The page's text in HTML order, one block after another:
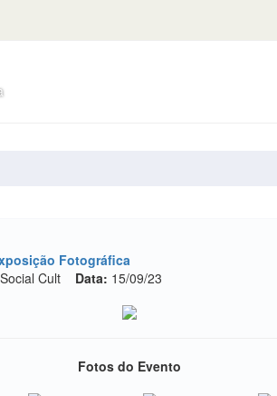
Fotográfica
Cult Data: 15/09/23
Fotos do Evento